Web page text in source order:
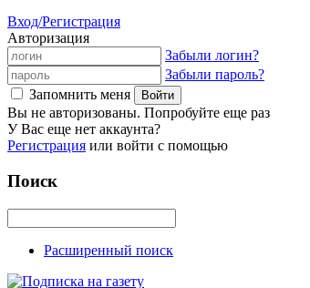
Вход/Регистрация
Авторизация
Забыли логин?
Забыли пароль?
Запомнить меня
Вы не авторизованы. Попробуйте еще раз
У Вас еще нет аккаунта?
Регистрация или войти с помощью
Поиск
Расширенный поиск